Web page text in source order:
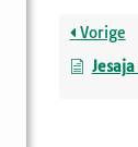
Vorige